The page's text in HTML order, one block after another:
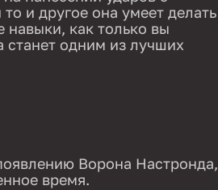
и другое она умеет делать
навыки, как только вы
станет одним из лучших
Ворона Настронда,
время.